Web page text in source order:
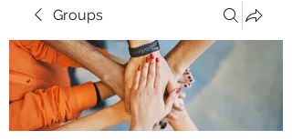
Groups